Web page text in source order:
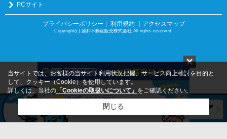
PCサイト
プライバシーポリシー ｜ 利用規約 ｜アクセスマップ
Copyright(c) 誠和不動産販売株式会社 All rights reserved.
当サイトでは、お客様の当サイト利用状況把握、サービス向上検討を目的と
して、クッキー（Cookie）を使用しています。
詳しくは、当社の「Cookieの取扱いについて」 をご確認ください。
閉じる